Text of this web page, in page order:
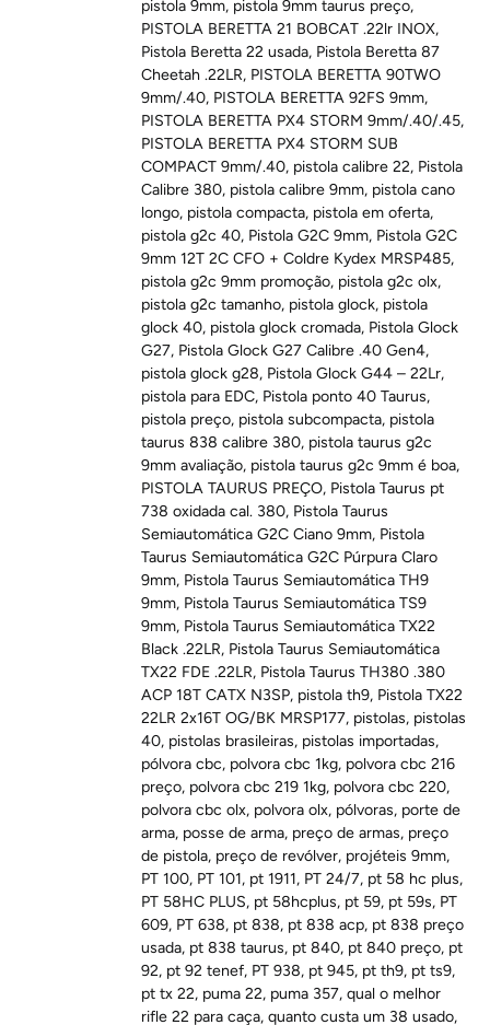
pistola 9mm, pistola 9mm taurus preço,
PISTOLA BERETTA 21 BOBCAT .22lr INOX,
Pistola Beretta 22 usada, Pistola Beretta 87
Cheetah .22LR, PISTOLA BERETTA 90TWO
9mm/.40, PISTOLA BERETTA 92FS 9mm,
PISTOLA BERETTA PX4 STORM 9mm/.40/.45,
PISTOLA BERETTA PX4 STORM SUB
COMPACT 9mm/.40, pistola calibre 22, Pistola
Calibre 380, pistola calibre 9mm, pistola cano
longo, pistola compacta, pistola em oferta,
pistola g2c 40, Pistola G2C 9mm, Pistola G2C
9mm 12T 2C CFO + Coldre Kydex MRSP485,
pistola g2c 9mm promoção, pistola g2c olx,
pistola g2c tamanho, pistola glock, pistola
glock 40, pistola glock cromada, Pistola Glock
G27, Pistola Glock G27 Calibre .40 Gen4,
pistola glock g28, Pistola Glock G44 – 22Lr,
pistola para EDC, Pistola ponto 40 Taurus,
pistola preço, pistola subcompacta, pistola
taurus 838 calibre 380, pistola taurus g2c
9mm avaliação, pistola taurus g2c 9mm é boa,
PISTOLA TAURUS PREÇO, Pistola Taurus pt
738 oxidada cal. 380, Pistola Taurus
Semiautomática G2C Ciano 9mm, Pistola
Taurus Semiautomática G2C Púrpura Claro
9mm, Pistola Taurus Semiautomática TH9
9mm, Pistola Taurus Semiautomática TS9
9mm, Pistola Taurus Semiautomática TX22
Black .22LR, Pistola Taurus Semiautomática
TX22 FDE .22LR, Pistola Taurus TH380 .380
ACP 18T CATX N3SP, pistola th9, Pistola TX22
22LR 2x16T OG/BK MRSP177, pistolas, pistolas
40, pistolas brasileiras, pistolas importadas,
pólvora cbc, polvora cbc 1kg, polvora cbc 216
preço, polvora cbc 219 1kg, polvora cbc 220,
polvora cbc olx, polvora olx, pólvoras, porte de
arma, posse de arma, preço de armas, preço
de pistola, preço de revólver, projéteis 9mm,
PT 100, PT 101, pt 1911, PT 24/7, pt 58 hc plus,
PT 58HC PLUS, pt 58hcplus, pt 59, pt 59s, PT
609, PT 638, pt 838, pt 838 acp, pt 838 preço
usada, pt 838 taurus, pt 840, pt 840 preço, pt
92, pt 92 tenef, PT 938, pt 945, pt th9, pt ts9,
pt tx 22, puma 22, puma 357,qual o melhor
rifle 22 para caça,quanto custa um 38 usado,